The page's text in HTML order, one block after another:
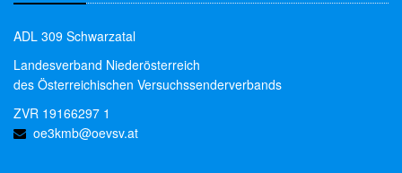
ADL 309 Schwarzatal
Landesverband Niederösterreich
des Österreichischen Versuchssenderverbands
ZVR 19166297 1
oe3kmb@oevsv.at